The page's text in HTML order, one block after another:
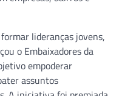
lideranças jovens,
o Embaixadores da
empoderar
assuntos